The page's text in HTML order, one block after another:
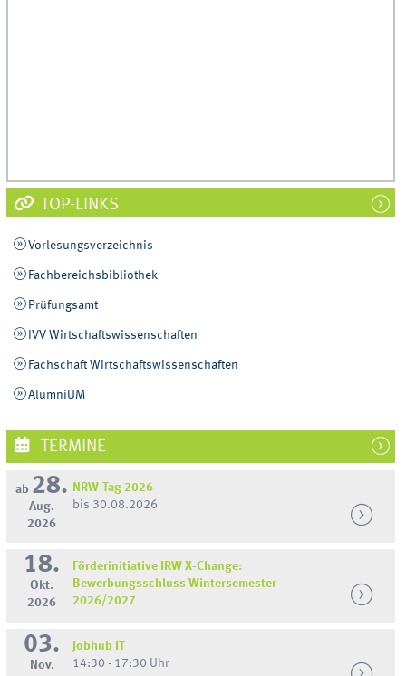
TOP-LINKS
Vorlesungsverzeichnis
Fachbereichsbibliothek
Prüfungsamt
IVV Wirtschaftswissenschaften
Fachschaft Wirtschaftswissenschaften
AlumniUM
TERMINE
ab 28.
Aug.
2026
NRW-Tag 2026
bis 30.08.2026
18.
Okt.
2026
Förderinitiative IRW X-Change:
Bewerbungsschluss Wintersemester
2026/2027
03.
Nov.
Jobhub IT
14:30 - 17:30 Uhr